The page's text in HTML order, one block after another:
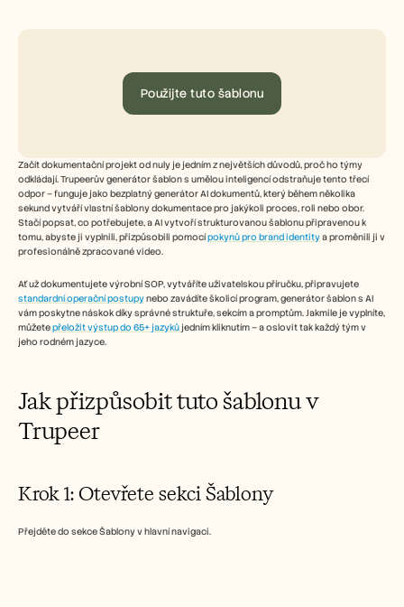
Použijte tuto šablonu
Začít dokumentační projekt od nuly je jedním z největších důvodů, proč ho týmy
odkládají. Trupeerův generátor šablon s umělou inteligencí odstraňuje tento třecí
odpor – funguje jako bezplatný generátor AI dokumentů, který během několika
sekund vytváří vlastní šablony dokumentace pro jakýkoli proces, roli nebo obor.
Stačí popsat, co potřebujete, a AI vytvoří strukturovanou šablonu připravenou k
tomu, abyste ji vyplnili, přizpůsobili pomocí pokynů pro brand identity a proměnili ji v
profesionálně zpracované video.
standardní operační postupy nebo zavádíte školicí program, generátor šablon s AI
vám poskytne náskok díky správné struktuře, sekcím a promptům. Jakmile je vyplníte,
můžete přeložit výstup do 65+ jazyků jedním kliknutím – a oslovit tak každý tým v
jeho rodném jazyce.
Jak přizpůsobit tuto šablonu v
Trupeer
Krok 1: Otevřete sekci Šablony
Přejděte do sekce Šablony v hlavní navigaci.
Customer Stories
Help Center
Careers
Customer Success
Training
See more
Start Free Trial